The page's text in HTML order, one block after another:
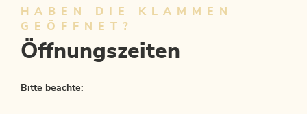
HABEN DIE KLAMMEN
GEÖFFNET?
Öffnungszeiten
Bitte beachte: